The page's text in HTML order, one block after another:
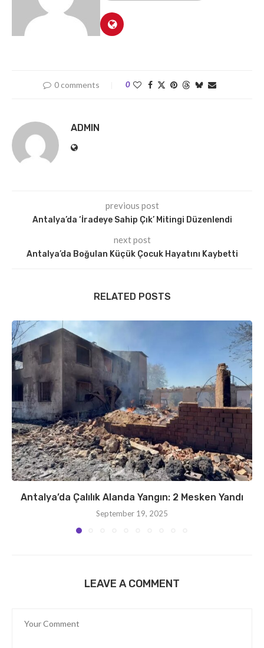
0 comments 0
ADMIN
previous post
Antalya’da ‘İradeye Sahip Çık’ Mitingi Düzenlendi
next post
Antalya’da Boğulan Küçük Çocuk Hayatını Kaybetti
RELATED POSTS
Antalya’da Çalılık Alanda Yangın: 2 Mesken Yandı
September 19, 2025
LEAVE A COMMENT